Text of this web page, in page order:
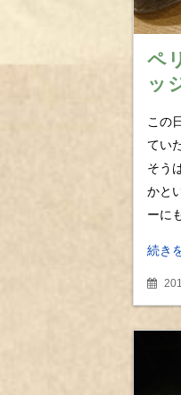
ペ
ッ
か
この
てい
そう
かと
ーに
続き